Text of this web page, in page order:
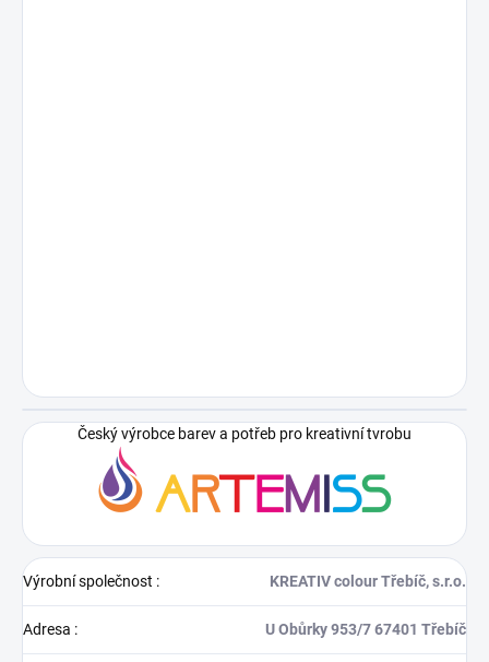
Český výrobce barev a potřeb pro kreativní tvrobu
Výrobní společnost : KREATIV colour Třebíč, s.r.o.
Adresa : U Obůrky 953/7 67401 Třebíč